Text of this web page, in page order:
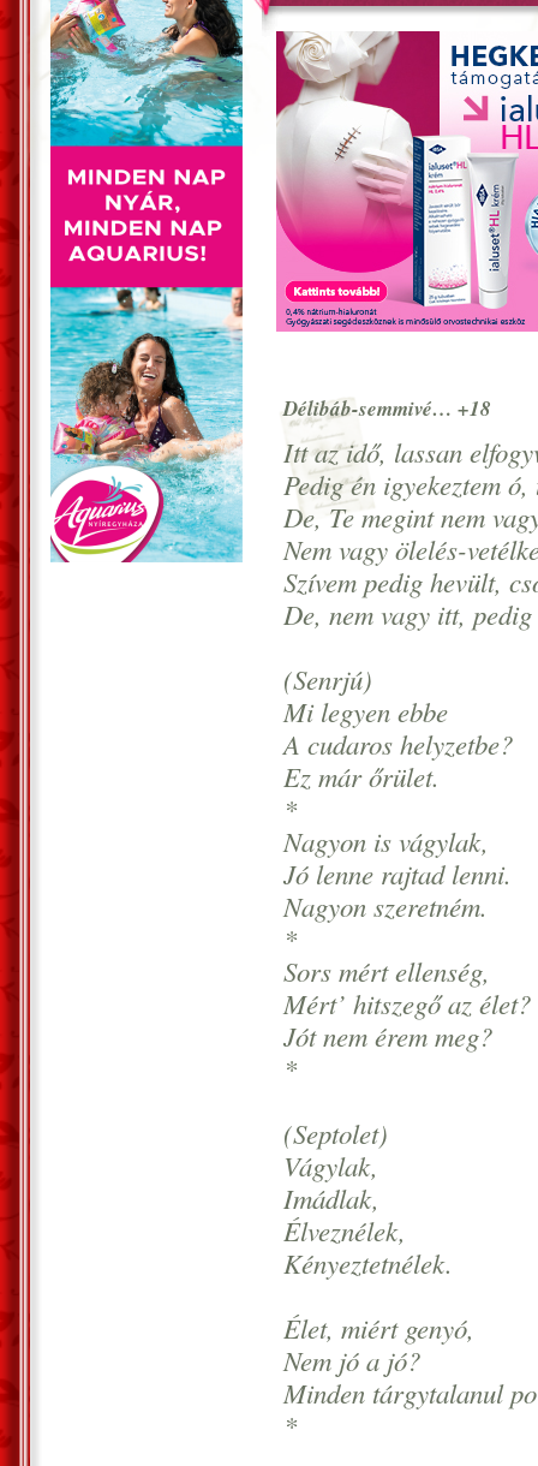
Délibáb-semmivé… +18
Itt az idő, lassan
Pedig én igyekeztem
De, Te megint nem
Nem vagy ölelés-
Szívem pedig hevült,
De, nem vagy itt,
(Senrjú)
Mi legyen ebbe
A cudaros helyzetbe?
Ez már őrület.
*
Nagyon is vágylak,
Jó lenne rajtad lenni.
Nagyon szeretném.
*
Sors mért ellenség,
Mért’ hitszegő az élet?
Jót nem érem meg?
*
(Septolet)
Vágylak,
Imádlak,
Élveznélek,
Kényeztetnélek.
Élet, miért genyó,
Nem jó a jó?
Minden tárgytalanul
*